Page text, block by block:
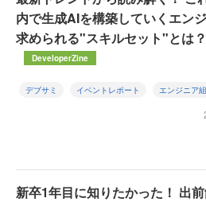
内で生成AIを構築していくエン
求められる"スキルセット"とは？
DeveloperZine
デブサミ イベントレポート エンジニア
新卒1年目に知りたかった！ 出